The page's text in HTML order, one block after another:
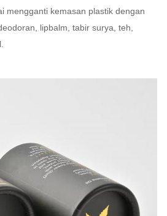
mengganti kemasan plastik dengan
lipbalm, tabir surya, teh,